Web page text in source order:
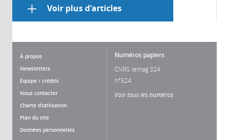
Voir plus d'articles
À propos
Newsletters
Équipe / crédits
Nous contacter
Charte d'utilisation
Plan du site
Données personnelles
Numéros papiers
CNRS lemag 324
n°324
Voir tous les numéros